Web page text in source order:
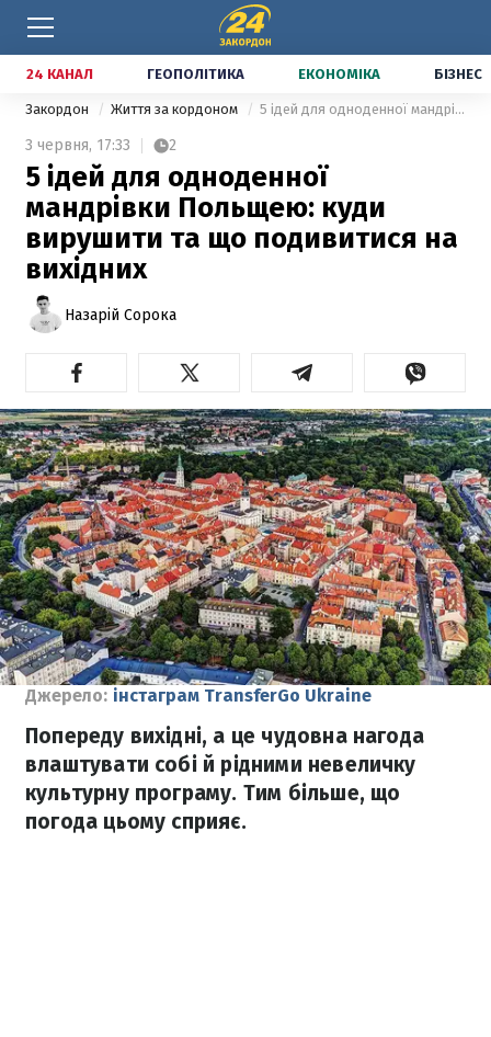
24 КАНАЛ ГЕОПОЛІТИКА ЕКОНОМІКА БІЗНЕС
Закордон Життя за кордоном 5 ідей для одноденної мандрівки Польщею: куди вирушити та що подивитися на вихідних
3 червня, 17:33 2
5 ідей для одноденної
мандрівки Польщею: куди
вирушити та що подивитися на
вихідних
Назарій Сорока
Джерело: інстаграм TransferGo Ukraine
Попереду вихідні, а це чудовна нагода
влаштувати собі й рідними невеличку
культурну програму. Тим більше, що
погода цьому сприяє.